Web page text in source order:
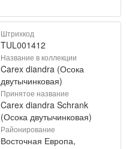
Штрихкод
TUL001412
Название в коллекции
Carex diandra (Осока
двутычинковая)
Принятое название
Carex diandra Schrank
(Осока двутычинковая)
Районирование
Восточная Европа,